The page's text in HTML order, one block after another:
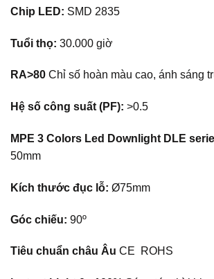
Chip LED: SMD 2835
Tuổi thọ: 30.000 giờ
RA>80 Chỉ số hoàn màu cao, ánh sáng
Hệ số công suất (PF): >0.5
MPE 3 Colors Led Downlight DLE
50mm
Kích thước đục lỗ: Ø75mm
Góc chiếu: 90º
Tiêu chuẩn châu Âu CE ROHS